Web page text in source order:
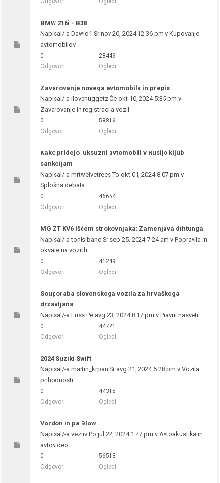
Odgovori Ogledi
BMW 216i - B38
Napisal/-a Dawid1 Sr nov 20, 2024 12:36 pm v Kupovanje
avtomobilov
0
Odgovori
28449
Ogledi
Zavarovanje novega avtomobila in prepis
Napisal/-a ilovenuggetz Če okt 10, 2024 5:35 pm v
Zavarovanje in registracija vozil
0
Odgovori
58816
Ogledi
Kako pridejo luksuzni avtomobili v Rusijo kljub
sankcijam
Napisal/-a mrtwelvetreesTo okt 01, 2024 8:07 pm v
Splošna debata
0
Odgovori
46664
Ogledi
MG ZT KV6 Iščem strokovnjaka: Zamenjava dihtunga
Napisal/-atonisibanc Sr sep 25, 2024 7:24 am v Popravila in
okvare na vozilih
0
Odgovori
41249
Ogledi
Souporaba slovenskega vozila za hrvaškega
državljana
Napisal/-a Luss Pe avg 23, 2024 8:17 pm v Pravni nasveti
0
Odgovori
44721
Ogledi
2024 Suziki Swift
Napisal/-a martin_krpan Sr avg 21, 2024 5:28 pm v Vozila
prihodnosti
0
Odgovori
44315
Ogledi
Vordon in pa Blow
Napisal/-a vezuv Po jul 22, 2024 1:47 pm v Avtoakustika in
avtovideo
0
Odgovori
56513
Ogledi